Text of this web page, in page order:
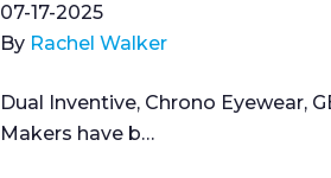
07-17-2025
By Rachel Walker
Dual Inventive, Chrono Eyewear,
Makers have b…